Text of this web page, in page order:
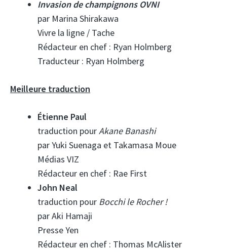
Invasion de champignons OVNI
par Marina Shirakawa
Vivre la ligne / Tache
Rédacteur en chef : Ryan Holmberg
Traducteur : Ryan Holmberg
Meilleure traduction
Étienne Paul
traduction pourAkane Banashi
par Yuki Suenaga et Takamasa Moue
Médias VIZ
Rédacteur en chef : Rae First
John Neal
traduction pour Bocchi le Rocher !
par Aki Hamaji
Presse Yen
Rédacteur en chef : Thomas McAlister